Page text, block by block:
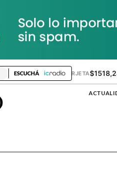
▼ DÓLAR TARJETA
ESCUCHÁ